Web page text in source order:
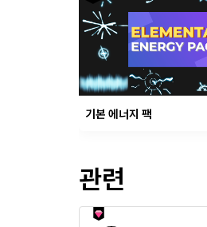
기본 에너지 팩
관련